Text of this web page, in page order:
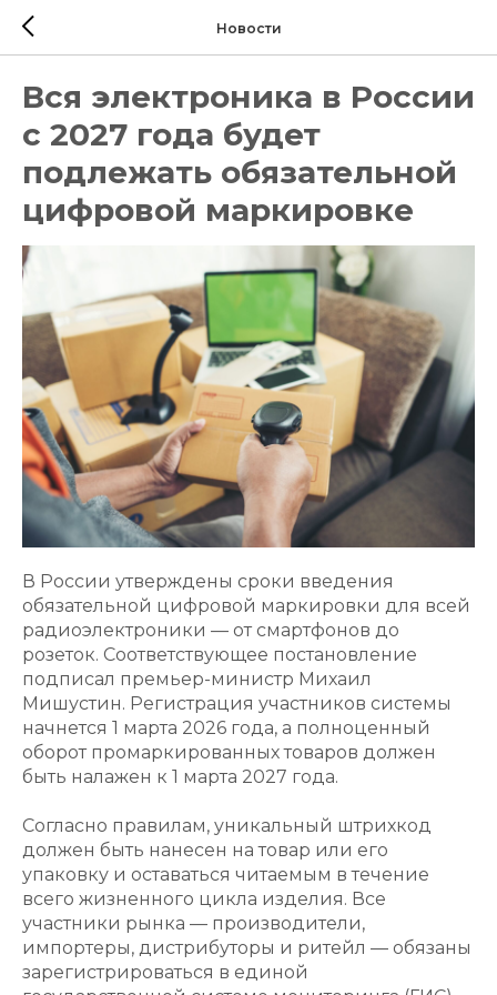
Новости
Вся электроника в России
с 2027 года будет
подлежать обязательной
цифровой маркировке
В России утверждены сроки введения
обязательной цифровой маркировки для всей
радиоэлектроники — от смартфонов до
розеток. Соответствующее постановление
подписал премьер-министр Михаил
Мишустин. Регистрация участников системы
начнется 1 марта 2026 года, а полноценный
оборот промаркированных товаров должен
быть налажен к 1 марта 2027 года.
Согласно правилам, уникальный штрихкод
должен быть нанесен на товар или его
упаковку и оставаться читаемым в течение
всего жизненного цикла изделия. Все
участники рынка — производители,
импортеры, дистрибуторы и ритейл — обязаны
зарегистрироваться в единой